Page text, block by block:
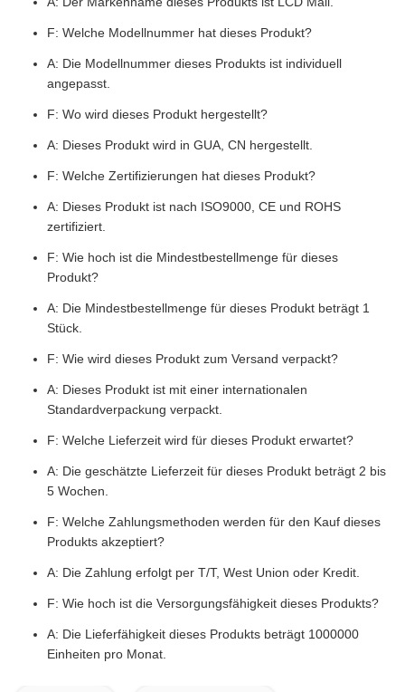
F: Welche Modellnummer hat dieses Produkt?
A: Die Modellnummer dieses Produkts ist individuell
angepasst.
F: Wo wird dieses Produkt hergestellt?
A: Dieses Produkt wird in GUA, CN hergestellt.
F: Welche Zertifizierungen hat dieses Produkt?
A: Dieses Produkt ist nach ISO9000, CE und ROHS
zertifiziert.
F: Wie hoch ist die Mindestbestellmenge für dieses
Produkt?
A: Die Mindestbestellmenge für dieses Produkt beträgt 1
Stück.
F: Wie wird dieses Produkt zum Versand verpackt?
A: Dieses Produkt ist mit einer internationalen
Standardverpackung verpackt.
F: Welche Lieferzeit wird für dieses Produkt erwartet?
A: Die geschätzte Lieferzeit für dieses Produkt beträgt 2 bis
5 Wochen.
F: Welche Zahlungsmethoden werden für den Kauf dieses
Produkts akzeptiert?
A: Die Zahlung erfolgt per T/T, West Union oder Kredit.
F: Wie hoch ist die Versorgungsfähigkeit dieses Produkts?
A: Die Lieferfähigkeit dieses Produkts beträgt 1000000
Einheiten pro Monat.